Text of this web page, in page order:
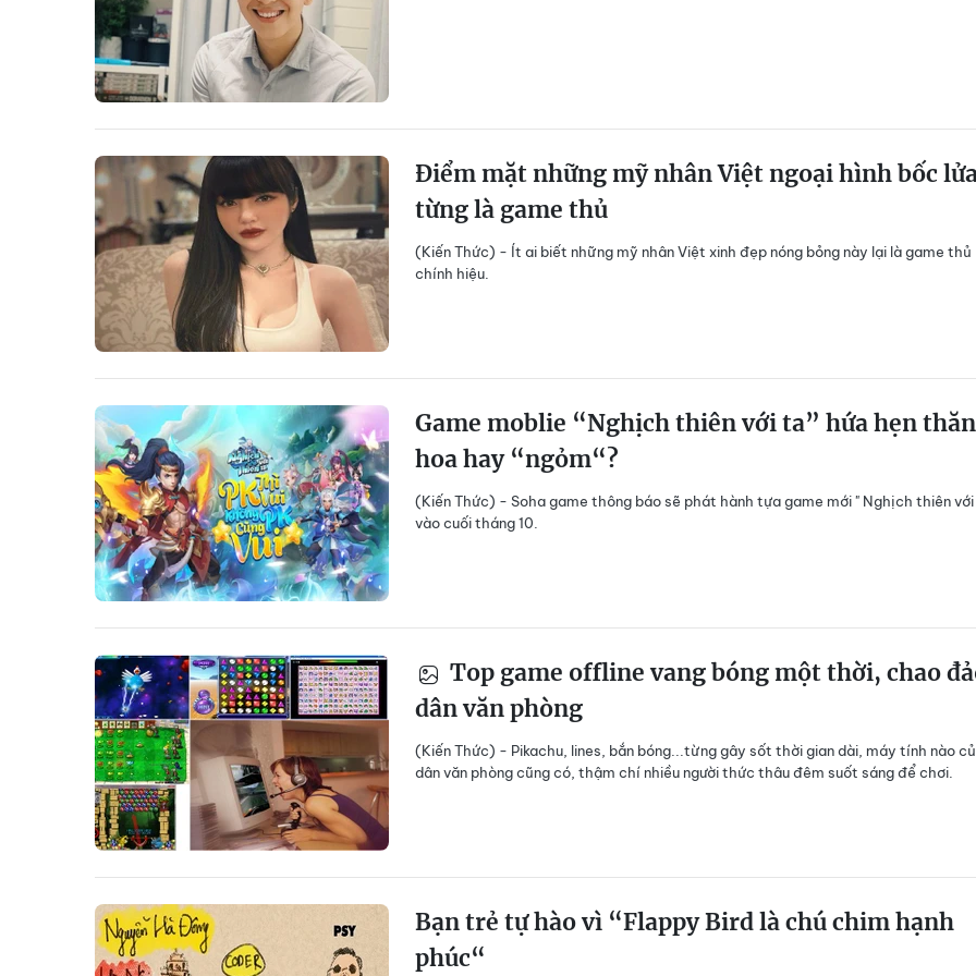
Điểm mặt những mỹ nhân Việt ngoại hình bốc
từng là game thủ
(Kiến Thức) - Ít ai biết những mỹ nhân Việt xinh đẹp nóng bỏng này lại là game thủ
chính hiệu.
Game moblie “Nghịch thiên với ta” hứa hẹn
hoa hay “ngỏm“?
(Kiến Thức) - Soha game thông báo sẽ phát hành tựa game mới " Nghịch thiên
vào cuối tháng 10.
Top game offline vang bóng một thời, chao
dân văn phòng
(Kiến Thức) - Pikachu, lines, bắn bóng...từng gây sốt thời gian dài, máy tính nào
dân văn phòng cũng có, thậm chí nhiều người thức thâu đêm suốt sáng để chơi.
Bạn trẻ tự hào vì “Flappy Bird là chú chim hạnh
phúc“